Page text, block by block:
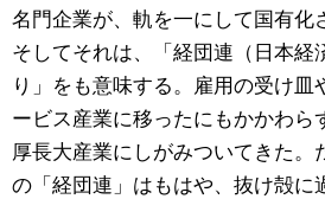
名門企業が、軌を一にして国有化
そしてそれは、「経団連（日本経
り」をも意味する。雇用の受け皿
ービス産業に移ったにもかかわら
厚長大産業にしがみついてきた。
の「経団連」はもはや、抜け殻に